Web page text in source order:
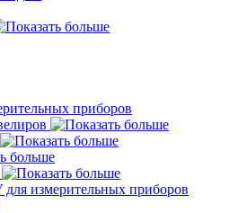
приборов
измерительных приборов